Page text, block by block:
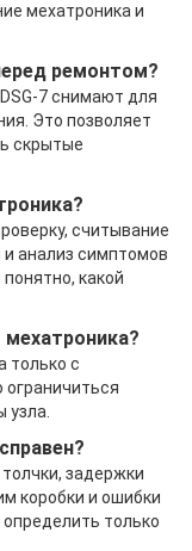
мехатроника и
ремонтом?
7 снимают для
Это позволяет
скрытые
считывание
анализ симптомов
какой
только с
узла.
задержки
коробки и ошибки
только